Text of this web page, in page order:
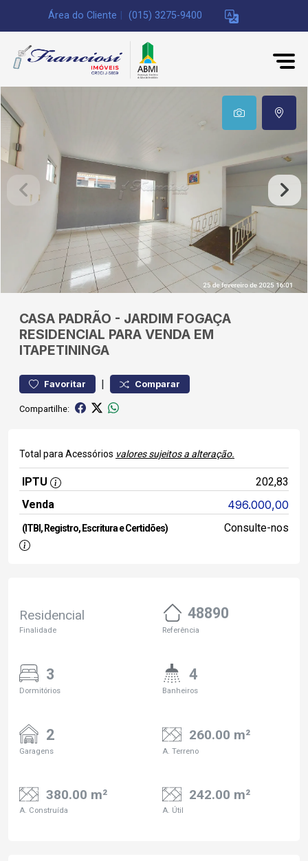
Área do Cliente (015) 3275-9400
CASA PADRÃO - JARDIM FOGAÇA
RESIDENCIAL PARA VENDA EM
ITAPETININGA
Favoritar | Comparar
Compartilhe:
Total para Acessórios valores sujeitos a alteração.
IPTU
202,83
Venda
496.000,00
(ITBI, Registro, Escritura e Certidões) Consulte-nos
Residencial
Finalidade
48890
Referência
3
Dormitórios
4
Banheiros
2
Garagens
260.00 m²
A. Terreno
380.00 m²
A. Construída
242.00 m²
A. Útil